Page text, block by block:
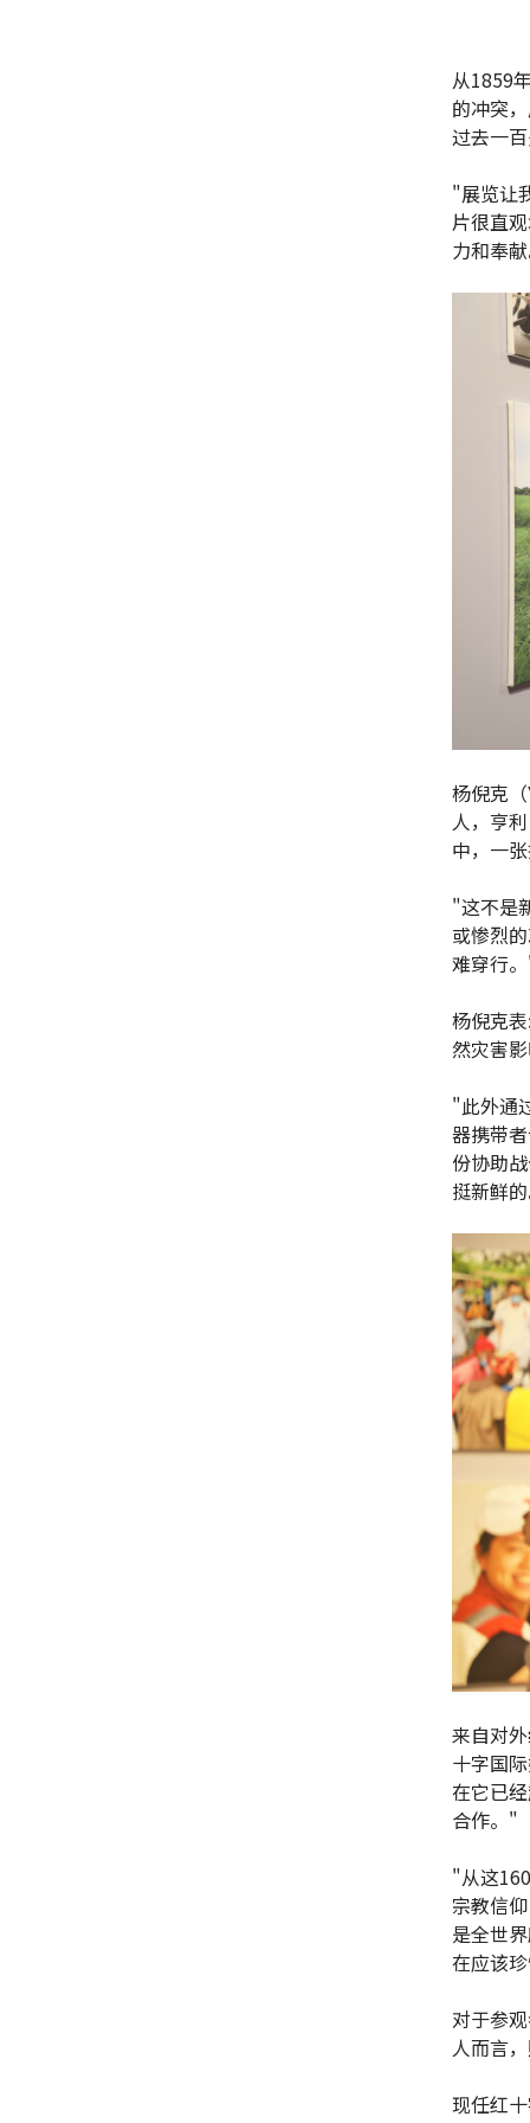
从1859
的冲突
过去一
"展览让
片很直
力和奉
杨倪克
人，亨
中，一
"这不是
或惨烈
难穿行
杨倪克
然灾害
"此外通
器携带
份协助
挺新鲜
来自对
十字国
在它已
合作。"
"从这
宗教信
是全世
在应该
对于参
人而言
现任红